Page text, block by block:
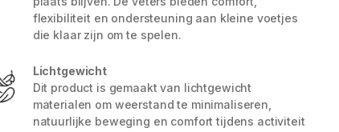
flexibiliteit en ondersteuning aan kleine voetjes
die klaar zijn om te spelen.
Lichtgewicht
Dit product is gemaakt van lichtgewicht
materialen om weerstand te minimaliseren,
natuurlijke beweging en comfort tijdens activiteit